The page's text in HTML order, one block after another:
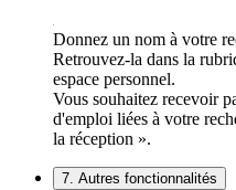
Donnez un nom à votre
Retrouvez-la dans la
espace personnel.
Vous souhaitez recevoir
d'emploi liées à votre
la réception ».
7. Autres fonctionnalités